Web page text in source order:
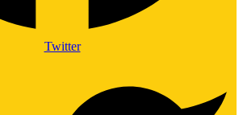
Twitter